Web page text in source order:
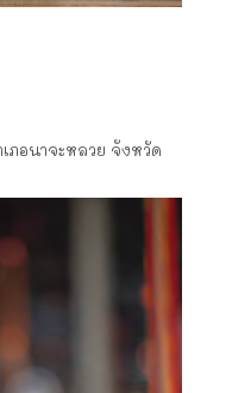
อนาจะหลวย จังหวัด